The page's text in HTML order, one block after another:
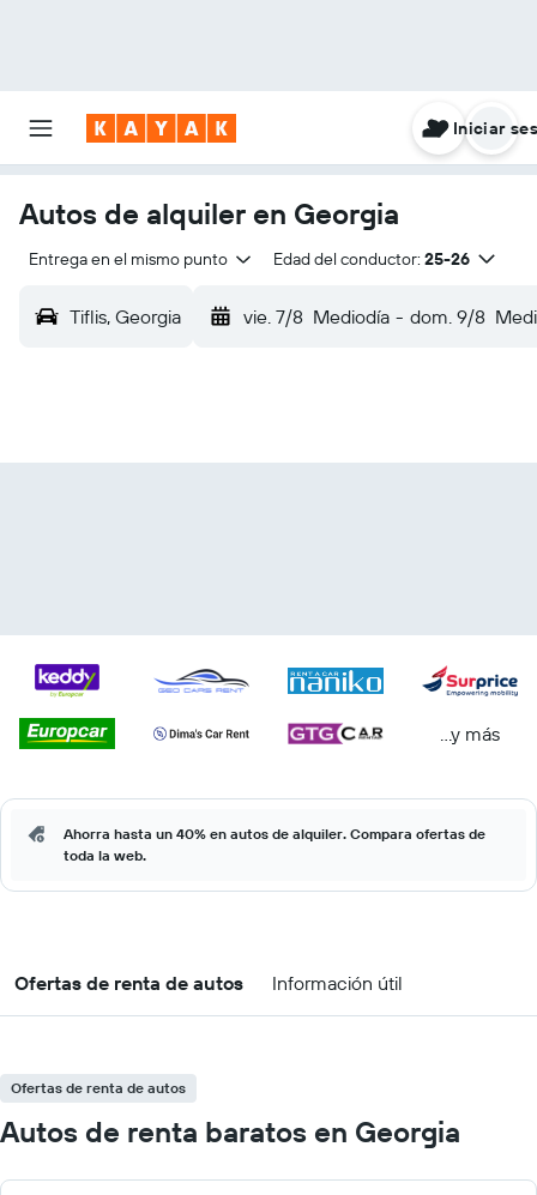
Iniciar
Autos de alquiler en Georgia
Entrega en el mismo punto Edad del conductor: 25-26
Tiflis, Georgia vie. 7/8 Mediodía - dom. 9/8
...y más
Ahorra hasta un 40% en autos de alquiler. Compara ofertas de
toda la web.
Ofertas de renta de autos Información útil
Ofertas de renta de autos
Autos de renta baratos en Georgia